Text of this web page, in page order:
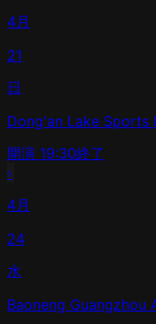
4月
21
日
Dong'an Lake Sports
開演 19:30終了
›
4月
24
水
Baoneng Guangzhou